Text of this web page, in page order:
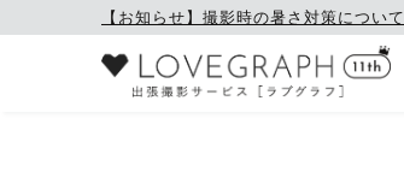
【お知らせ】撮影時の暑さ対策について